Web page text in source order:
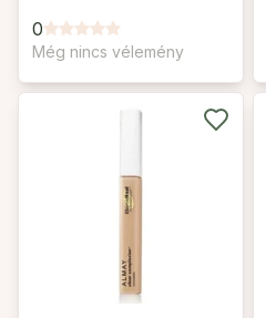
UVA/UVB
0
Még nincs vélemény